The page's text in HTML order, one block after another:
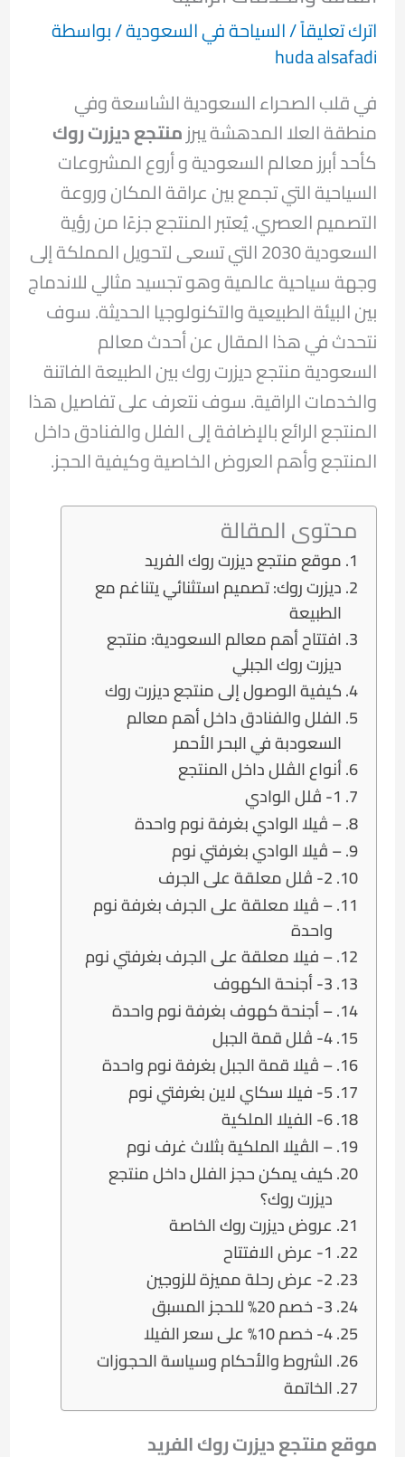
اترك تعليقاً/السياحة في السعودية/ بواسطة
huda alsafadi
في قلب الصحراء السعودية الشاسعة وفي
منطقة العلا المدهشة يبرزمنتجع ديزرت روك
كأحد أبرز معالم السعودية و أروع المشروعات
السياحية التي تجمع بين عراقة المكان وروعة
التصميم العصري. يُعتبر المنتجع جزءًا من رؤية
السعودية 2030 التي تسعى لتحويل المملكة إلى
وجهة سياحية عالمية وهو تجسيد مثالي للاندماج
بين البيئة الطبيعية والتكنولوجيا الحديثة. سوف
نتحدث في هذا المقال عن أحدث معالم
السعودية منتجع ديزرت روك بين الطبيعة الفاتنة
والخدمات الراقية. سوف نتعرف على تفاصيل هذا
المنتجع الرائع بالإضافة إلى الفلل والفنادق داخل
المنتجع وأهم العروض الخاصية وكيفية الحجز.
محتوى المقالة
موقع منتجع ديزرت روك الفريد
ديزرت روك: تصميم استثنائي يتناغم مع
الطبيعة
افتتاح أهم معالم السعودية: منتجع
ديزرت روك الجبلي
كيفية الوصول إلى منتجع ديزرت روك
الفلل والفنادق داخل أهم معالم
السعودبة في البحر الأحمر
أنواع الڤلل داخل المنتجع
1- ڤلل الوادي
– ڤيلا الوادي بغرفة نوم واحدة
– ڤيلا الوادي بغرفتي نوم
2- ڤلل معلقة على الجرف
– ڤيلا معلقة على الجرف بغرفة نوم
واحدة
– فيلا معلقة على الجرف بغرفتي نوم
3- أجنحة الكهوف
– أجنحة كهوف بغرفة نوم واحدة
4- ڤلل قمة الجبل
– ڤيلا قمة الجبل بغرفة نوم واحدة
5- فيلا سكاي لاين بغرفتي نوم
6- الفيلا الملكية
– الڤيلا الملكية بثلاث غرف نوم
كيف يمكن حجز الفلل داخل منتجع
ديزرت روك؟
عروض ديزرت روك الخاصة
1- عرض الافتتاح
2- عرض رحلة مميزة للزوجين
3- خصم 20% للحجز المسبق
4- خصم 10% على سعر الفيلا
الشروط والأحكام وسياسة الحجوزات
الخاتمة
موقع منتجع ديزرت روك الفريد